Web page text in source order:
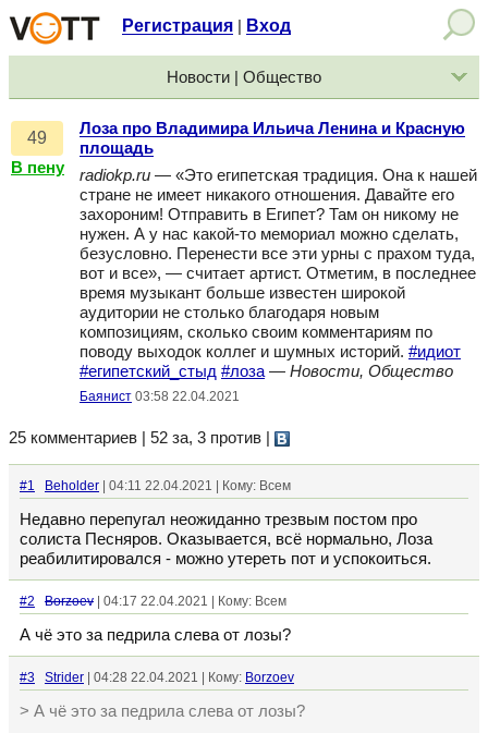
Регистрация Вход
Новости | Общество
49
В пену
Лоза про Владимира Ильича Ленина и Красную
площадь
radiokp.ru — «Это египетская традиция. Она к нашей
стране не имеет никакого отношения. Давайте его
захороним! Отправить в Египет? Там он никому не
нужен. А у нас какой-то мемориал можно сделать,
безусловно. Перенести все эти урны с прахом туда,
вот и все», — считает артист. Отметим, в последнее
время музыкант больше известен широкой
аудитории не столько благодаря новым
композициям, сколько своим комментариям по
поводу выходок коллег и шумных историй. #идиот
#египетский_стыд #лоза — Новости, Общество
Баянист 03:58 22.04.2021
25 комментариев | 52 за, 3 против
#1 Beholder | 04:11 22.04.2021 | Кому: Всем
Недавно перепугал неожиданно трезвым постом про
солиста Песняров. Оказывается, всё нормально, Лоза
реабилитировался - можно утереть пот и успокоиться.
#2 Borzoev | 04:17 22.04.2021 | Кому: Всем
А чё это за педрила слева от лозы?
#3 Strider | 04:28 22.04.2021 | Кому: Borzoev
> А чё это за педрила слева от лозы?